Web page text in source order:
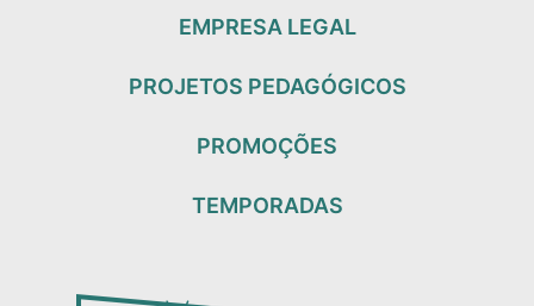
EMPRESA LEGAL
PROJETOS PEDAGÓGICOS
PROMOÇÕES
TEMPORADAS